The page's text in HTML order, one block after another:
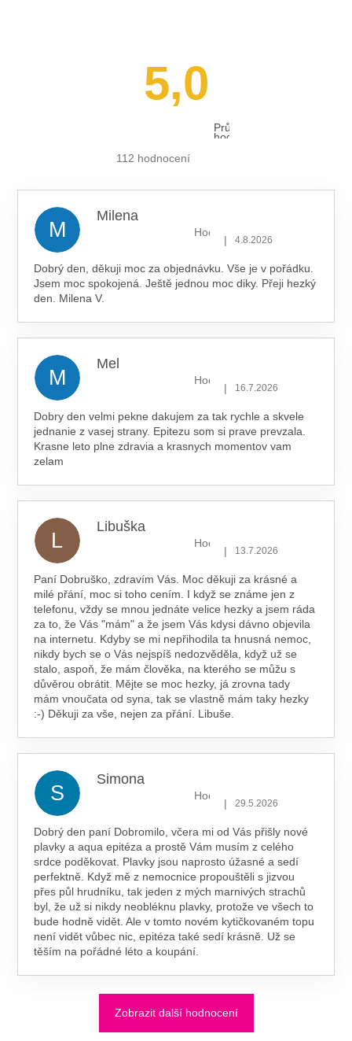
5,0
Průměrné
hodnocení
112 hodnocení
M
Milena
Hodnocení obchodu je 5 z 5
| 4.8.2026
Dobrý den, děkuji moc za objednávku. Vše je v pořádku.
Jsem moc spokojená. Ještě jednou moc diky. Přeji hezký
den. Milena V.
M
Mel
Hodnocení obchodu je 5 z 5
| 16.7.2026
Dobry den velmi pekne dakujem za tak rychle a skvele
jednanie z vasej strany. Epitezu som si prave prevzala.
Krasne leto plne zdravia a krasnych momentov vam
zelam
L
Libuška
Hodnocení obchodu je 5 z 5
| 13.7.2026
Paní Dobruško, zdravím Vás. Moc děkuji za krásné a
milé přání, moc si toho cením. I když se známe jen z
telefonu, vždy se mnou jednáte velice hezky a jsem ráda
za to, že Vás "mám" a že jsem Vás kdysi dávno objevila
na internetu. Kdyby se mi nepřihodila ta hnusná nemoc,
nikdy bych se o Vás nejspíš nedozvěděla, když už se
stalo, aspoň, že mám člověka, na kterého se můžu s
důvěrou obrátit. Mějte se moc hezky, já zrovna tady
mám vnoučata od syna, tak se vlastně mám taky hezky
:-) Děkuji za vše, nejen za přání. Libuše.
S
Simona
Hodnocení obchodu je 5 z 5
| 29.5.2026
Dobrý den paní Dobromilo, včera mi od Vás přišly nové
plavky a aqua epitéza a prostě Vám musím z celého
srdce poděkovat. Plavky jsou naprosto úžasné a sedí
perfektně. Když mě z nemocnice propouštěli s jizvou
přes půl hrudníku, tak jeden z mých marnivých strachů
byl, že už si nikdy neobléknu plavky, protože ve všech to
bude hodně vidět. Ale v tomto novém kytičkovaném topu
není vidět vůbec nic, epitéza také sedí krásně. Už se
těším na pořádné léto a koupání.
Zobrazit další hodnocení